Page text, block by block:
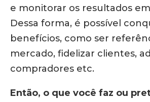
e monitorar os resultados
Dessa forma, é possível
benefícios, como ser
mercado, fidelizar clientes,
compradores etc.
Então, o que você faz ou